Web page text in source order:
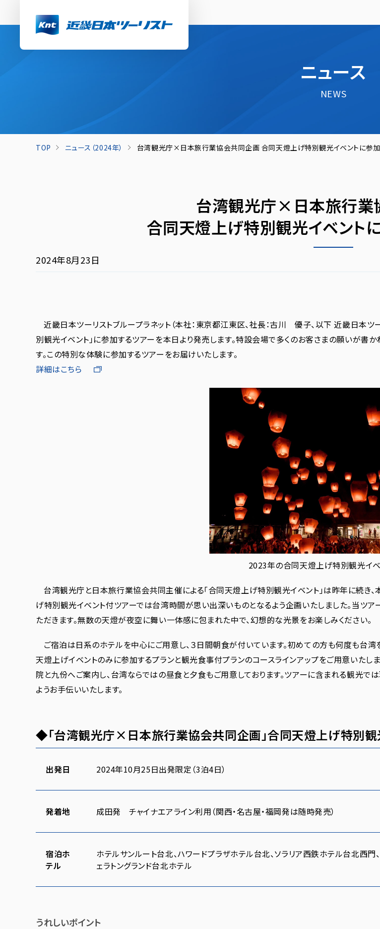
ニュース
NEWS
TOP ニュース（2024年） 台湾観光庁×日本旅行業協会共同企画 合同天燈上げ特別観光イベントに参
台湾観光庁×日本旅行業
合同天燈上げ特別観光イベント
2024年8月23日
近畿日本ツーリストブループラネット（本社：東京都江東区、社長：古川 優子、以下 近畿日本
別観光イベント」に参加するツアーを本日より発売します。特設会場で多くのお客さまの願いが書
す。この特別な体験に参加するツアーをお届けいたします。
詳細はこちら
2023年の合同天燈上げ特別観光イ
台湾観光庁と日本旅行業協会共同主催による「合同天燈上げ特別観光イベント」は昨年に続き
げ特別観光イベント付ツアーでは台湾時間が思い出深いものとなるよう企画いたしました。当ツ
ただきます。無数の天燈が夜空に舞い一体感に包まれた中で、幻想的な光景をお楽しみください。
ご宿泊は日系のホテルを中心にご用意し、３日間朝食が付いています。初めての方も何度も台
天燈上げイベントのみに参加するプランと観光食事付プランのコースラインアップをご用意いた
院と九份へご案内し、台湾ならではの昼食と夕食もご用意しております。ツアーに含まれる観光
ようお手伝いいたします。
◆「台湾観光庁×日本旅行業協会共同企画」合同天燈上げ特別観
出発日 2024年10月25日出発限定（3泊4日）
発着地 成田発 チャイナエアライン利用（関西・名古屋・福岡発は随時発売）
宿泊ホ
テル
ホテルサンルート台北、ハワードプラザホテル台北、ソラリア西鉄ホテル台北西門
ェラトングランド台北ホテル
うれしいポイント